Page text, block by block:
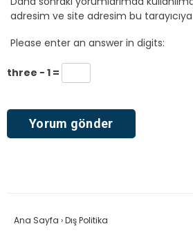
adresim ve site adresim bu
Please enter an answer in digits:
three − 1 =
Ana Sayfa ›Dış Politika